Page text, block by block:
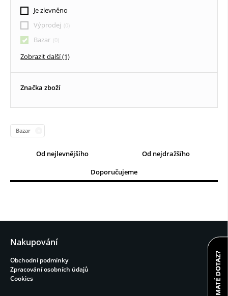
Textilní roletky DEN / NOC
Vertikální žaluzie
Dřevěné žaluzie
Je zlevněno
Výprodej
Bazar
Zobrazit další (1)
Značka zboží
Bazar
Doporučujeme
Od nejlevnějšího Od nejdražšího
Nakupování
Obchodní podmínky
Zpracování osobních údajů
Cookies
MATÉ DOTAZ?